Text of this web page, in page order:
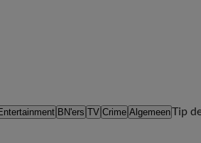
BN'ers TV Crime AlgemeenTip